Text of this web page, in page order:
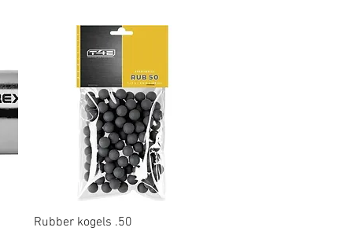
Snel overzicht
Rubber kogels .50